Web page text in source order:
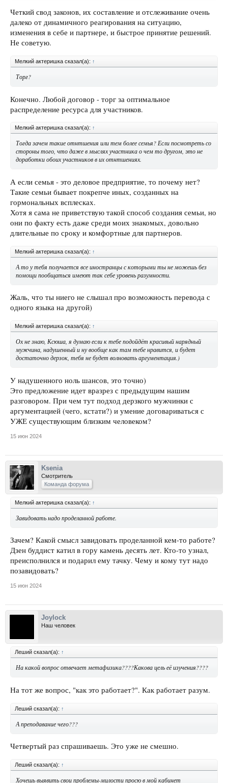
Четкий свод законов, их составление и отслеживание очень
далеко от динамичного реагирования на ситуацию,
изменения в себе и партнере, и быстрое принятие решений.
Не советую.
Мелкий актеришка сказал(а): ↑
Торг?
Конечно. Любой договор - торг за оптимальное
распределение ресурса для участников.
Мелкий актеришка сказал(а): ↑
Тогда зачем такие отнтшения или тем более семья? Если посмотреть со
стороны того, что даже в мыслях участника о чем то другом, это не
доработки обоих участников в их отнтшениях.
А если семья - это деловое предприятие, то почему нет?
Такие семьи бывает покрепче иных, созданных на
гормональных всплесках.
Хотя я сама не приветствую такой способ создания семьи, но
они по факту есть даже среди моих знакомых, довольно
длительные по сроку и комфортные для партнеров.
Мелкий актеришка сказал(а): ↑
А то у тебя получается все иностранцы с которыми ты не можешь без
помощи пообщаться имеют так себе уровень разумности.
Жаль, что ты ниего не слышал про возможность перевода с
одного языка на другой)
Мелкий актеришка сказал(а): ↑
Ох не знаю, Ксюша, я думаю если к тебе подойдёт красивый нарядный
мужчина, надушенный и ну вообще как там тебе нравится, и будет
достаточно дерзок, тебя не будет волновать аргументация.)
У надушенного ноль шансов, это точно)
Это предложение идет вразрез с предыдущим нашим
разговором. При чем тут подход дерзкого мужчинки с
аргументацией (чего, кстати?) и умение договариваться с
УЖЕ существующим близким человеком?
15 июн 2024
Ksenia
Смотритель
Команда форума
Мелкий актеришка сказал(а): ↑
Завидовать надо проделанной работе.
Зачем? Какой смысл завидовать проделанной кем-то работе?
Дзен буддист катил в гору камень десять лет. Кто-то узнал,
преисполнился и подарил ему тачку. Чему и кому тут надо
позавидовать?
15 июн 2024
Joylock
Наш человек
Леший сказал(а): ↑
На какой вопрос отвечает метафизика????Какова цель её изучения????
На тот же вопрос, "как это работает?". Как работает разум.
Леший сказал(а): ↑
А преподавание чего???
Четвертый раз спрашиваешь. Это уже не смешно.
Леший сказал(а): ↑
Хочешь выявить свои проблемы-милости просю в мой кабинет